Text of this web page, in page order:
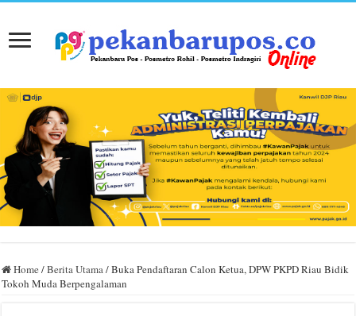
Home /Berita Utama/Buka Pendaftaran Calon Ketua, DPW PKPD Riau Bidik
Tokoh Muda Berpengalaman